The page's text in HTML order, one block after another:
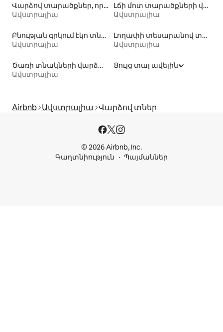
Վարձով տարածքներ, որտեղ թույլատրվում է մնալ տնային կենդանիների հետ
Ավստրալիա
Լճի մոտ տարածքների վարձակալություն
Ավստրալիա
Բնության գրկում էկո տնակների վարձակալություն
Ավստրալիա
Լողափի տեսարանով տարածքների վարձակալություն
Ավստրալիա
Ծառի տնակների վարձակալություն
Ավստրալիա
Ցույց տալ ավելին
Airbnb Ավստրալիա Վարձով տներ
© 2026 Airbnb, Inc.
Գաղտնիություն
Պայմաններ